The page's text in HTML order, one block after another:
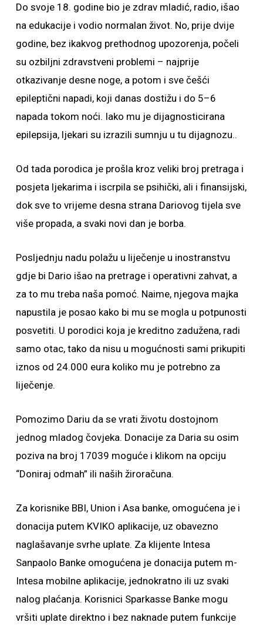
Do svoje 18. godine bio je zdrav mladić, radio, išao
na edukacije i vodio normalan život. No, prije dvije
godine, bez ikakvog prethodnog upozorenja, počeli
su ozbiljni zdravstveni problemi – najprije
otkazivanje desne noge, a potom i sve češći
epileptični napadi, koji danas dostižu i do 5–6
napada tokom noći. Iako mu je dijagnosticirana
epilepsija, ljekari su izrazili sumnju u tu dijagnozu..
Od tada porodica je prošla kroz veliki broj pretraga i
posjeta ljekarima i iscrpila se psihički, ali i finansijski,
dok sve to vrijeme desna strana Dariovog tijela sve
više propada, a svaki novi dan je borba.
Posljednju nadu polažu u liječenje u inostranstvu
gdje bi Dario išao na pretrage i operativni zahvat, a
za to mu treba naša pomoć. Naime, njegova majka
napustila je posao kako bi mu se mogla u potpunosti
posvetiti. U porodici koja je kreditno zadužena, radi
samo otac, tako da nisu u mogućnosti sami prikupiti
iznos od 24.000 eura koliko mu je potrebno za
liječenje.
Pomozimo Dariu da se vrati životu dostojnom
jednog mladog čovjeka. Donacije za Daria su osim
poziva na broj 17039 moguće i klikom na opciju
“Doniraj odmah” ili naših žiroračuna.
Za korisnike BBI, Union i Asa banke, omogućena je i
donacija putem KVIKO aplikacije, uz obavezno
naglašavanje svrhe uplate. Za klijente Intesa
Sanpaolo Banke omogućena je donacija putem m-
Intesa mobilne aplikacije, jednokratno ili uz svaki
nalog plaćanja. Korisnici Sparkasse Banke mogu
vršiti uplate direktno i bez naknade putem funkcije